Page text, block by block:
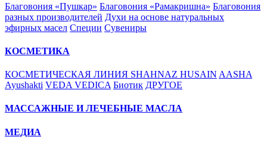
Благовония «Пушкар» Благовония «Рамакришна» Благовония
разных производителей Духи на основе натуральных
эфирных масел Специи Сувениры
КОСМЕТИКА
КОСМЕТИЧЕСКАЯ ЛИНИЯ SHAHNAZ HUSAIN AASHA
Ayushakti VEDA VEDICA Биотик ДРУГОЕ
МАССАЖНЫЕ И ЛЕЧЕБНЫЕ МАСЛА
МЕДИА